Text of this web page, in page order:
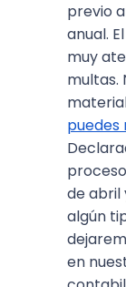
previo
anual.
muy
multas.
puedes
de abril
algún
en